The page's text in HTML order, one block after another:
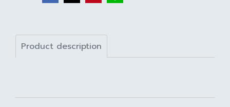
Product description